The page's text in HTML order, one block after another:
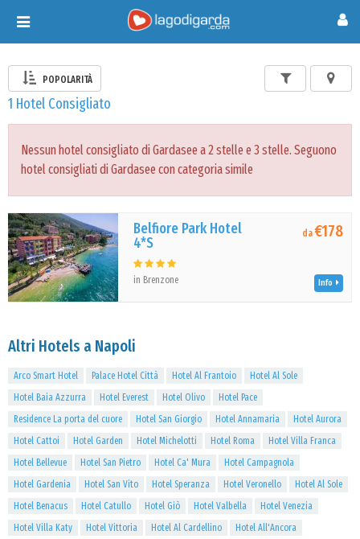
Toggle
navigation
POPOLARITÀ
1 Hotel Consigliato
Nessun hotel consigliato di Gardasee a 2 stelle e 3 stelle. Seguono
hotel consigliati di Gardasee con categoria simile
Belfiore Park Hotel
4*S
in Brenzone
da€178
Info
Altri Hotels a Napoli
Arco Smart Hotel Palace Hotel Città Hotel Al Frantoio
Hotel Al Sole
Hotel Baia Azzurra
Hotel Everest Hotel Olivo
Hotel Pace
Residence La porta del cuore
Hotel San Giorgio Hotel Annamaria
Hotel Aurora
Hotel Cattoi
Hotel Garden Hotel Michelotti Hotel Roma
Hotel Villa Franca
Hotel Bellevue
Hotel San Pietro Hotel Ca' Mura
Hotel Campagnola
Hotel Gardenia
Hotel San Vito Hotel Speranza Hotel Veronello
Hotel Al Sole
Hotel Benacus
Hotel Catullo Hotel Giò Hotel Valbella
Hotel Venezia
Hotel Villa Katy
Hotel Vittoria Hotel Al Cardellino
Hotel All'Ancora